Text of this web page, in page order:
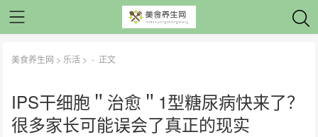
美食养生网 > 乐活 > - 正文
IPS干细胞＂治愈＂1型糖尿病快来了？
很多家长可能误会了真正的现实